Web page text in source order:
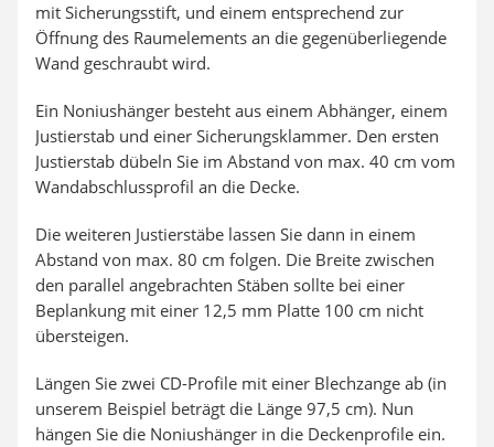
mit Sicherungsstift, und einem entsprechend zur
Öffnung des Raumelements an die gegenüberliegende
Wand geschraubt wird.
Ein Noniushänger besteht aus einem Abhänger, einem
Justierstab und einer Sicherungsklammer. Den ersten
Justierstab dübeln Sie im Abstand von max. 40 cm vom
Wandabschlussprofil an die Decke.
Die weiteren Justierstäbe lassen Sie dann in einem
Abstand von max. 80 cm folgen. Die Breite zwischen
den parallel angebrachten Stäben sollte bei einer
Beplankung mit einer 12,5 mm Platte 100 cm nicht
übersteigen.
Längen Sie zwei CD-Profile mit einer Blechzange ab (in
unserem Beispiel beträgt die Länge 97,5 cm). Nun
hängen Sie die Noniushänger in die Deckenprofile ein.